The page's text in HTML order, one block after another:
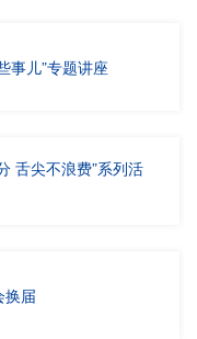
事儿”专题讲座
舌尖不浪费”系列活
换届